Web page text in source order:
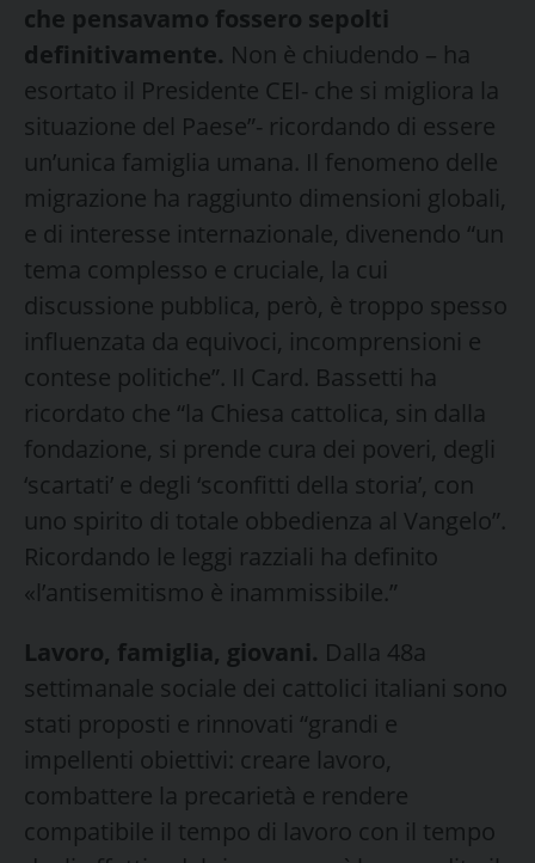
che pensavamo fossero sepolti
definitivamente. Non è chiudendo – ha
esortato il Presidente CEI- che si migliora la
situazione del Paese”- ricordando di essere
un’unica famiglia umana. Il fenomeno delle
migrazione ha raggiunto dimensioni globali,
e di interesse internazionale, divenendo “un
tema complesso e cruciale, la cui
discussione pubblica, però, è troppo spesso
influenzata da equivoci, incomprensioni e
contese politiche”. Il Card. Bassetti ha
ricordato che “la Chiesa cattolica, sin dalla
fondazione, si prende cura dei poveri, degli
‘scartati’ e degli ‘sconfitti della storia’, con
uno spirito di totale obbedienza al Vangelo”.
Ricordando le leggi razziali ha definito
«l’antisemitismo è inammissibile.”
Lavoro, famiglia, giovani. Dalla 48a
settimanale sociale dei cattolici italiani sono
stati proposti e rinnovati “grandi e
impellenti obiettivi: creare lavoro,
combattere la precarietà e rendere
compatibile il tempo di lavoro con il tempo